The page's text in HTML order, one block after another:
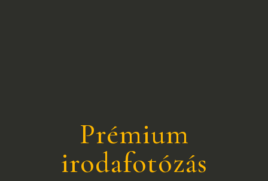
Prémium
irodafotózás